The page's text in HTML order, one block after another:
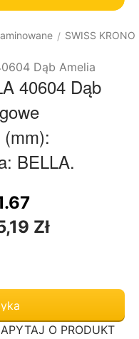
/ SWISS KRONO
Dąb Amelia
40604 Dąb
BELLA.
Zł
O PRODUKT